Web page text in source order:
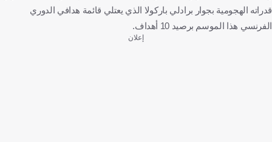
قدراته الهجومية بجوار برادلي باركولا الذي يعتلي قائمة هدافي الدوري
الفرنسي هذا الموسم برصيد 10 أهداف.
إعلان